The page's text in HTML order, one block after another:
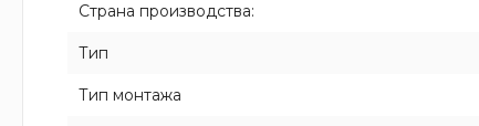
Страна производства:
Тип
Тип монтажа